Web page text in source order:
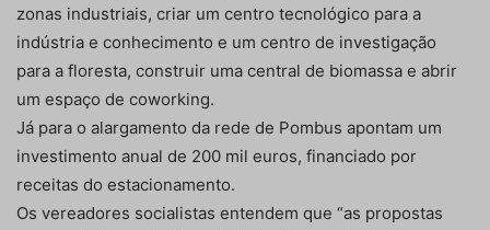
zonas industriais, criar um centro tecnológico para a
indústria e conhecimento e um centro de investigação
para a floresta, construir uma central de biomassa e abrir
um espaço de coworking.
Já para o alargamento da rede de Pombus apontam um
investimento anual de 200 mil euros, financiado por
receitas do estacionamento.
Os vereadores socialistas entendem que “as propostas